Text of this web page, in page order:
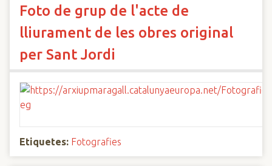
Foto de grup de l'acte de
lliurament de les obres original
per Sant Jordi
Etiquetes: Fotografies